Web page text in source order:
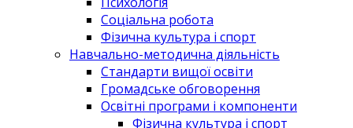
Соціальна робота
Фізична культура і спорт
Навчально-методична діяльність
Стандарти вищої освіти
Громадське обговорення
Освітні програми і компоненти
Фізична культура і спорт